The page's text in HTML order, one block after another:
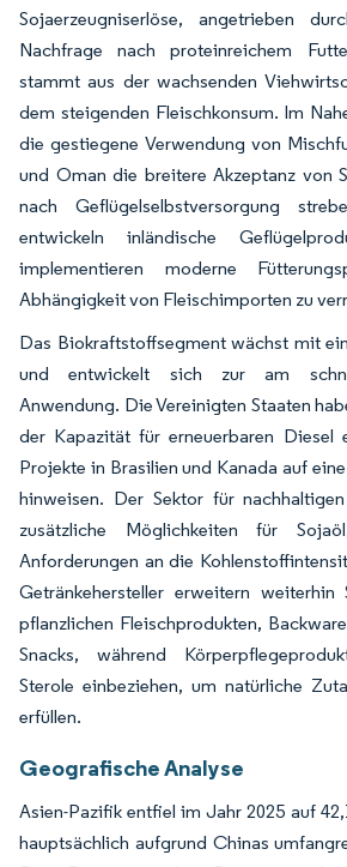
Sojaerzeugniserlöse, angetrieben
Nachfrage nach proteinreichem
stammt aus der wachsenden
dem steigenden Fleischkonsum. Im
die gestiegene Verwendung von
und Oman die breitere Akzeptanz von
nach Geflügelselbstversorgung
entwickeln inländische
implementieren moderne
Abhängigkeit von Fleischimporten zu
Das Biokraftstoffsegment wächst mit
und entwickelt sich zur am
Anwendung. Die Vereinigten Staaten
der Kapazität für erneuerbaren Diesel
Projekte in Brasilien und Kanada auf
hinweisen. Der Sektor für
zusätzliche Möglichkeiten für
Anforderungen an die
Getränkehersteller erweitern weiterhin
pflanzlichen Fleischprodukten,
Snacks, während
Sterole einbeziehen, um natürliche
erfüllen.
Geografische Analyse
Asien-Pazifik entfiel im Jahr 2025 auf
hauptsächlich aufgrund Chinas